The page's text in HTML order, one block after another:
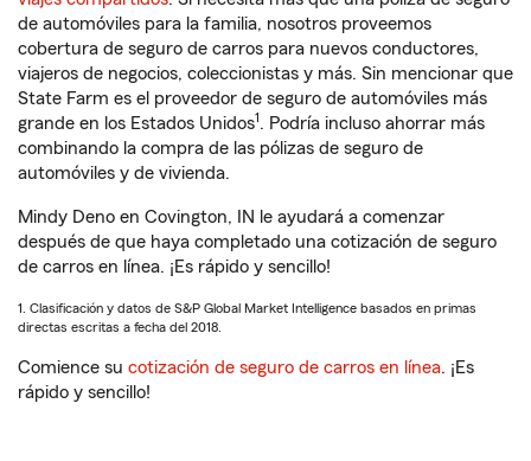
de automóviles para la familia, nosotros proveemos
cobertura de seguro de carros para nuevos conductores,
viajeros de negocios, coleccionistas y más. Sin mencionar que
State Farm es el proveedor de seguro de automóviles más
grande en los Estados Unidos1. Podría incluso ahorrar más
combinando la compra de las pólizas de seguro de
automóviles y de vivienda.
Mindy Deno en Covington, IN le ayudará a comenzar
después de que haya completado una cotización de seguro
de carros en línea. ¡Es rápido y sencillo!
1. Clasificación y datos de S&P Global Market Intelligence basados en primas
directas escritas a fecha del 2018.
Comience su cotización de seguro de carros en línea. ¡Es
rápido y sencillo!